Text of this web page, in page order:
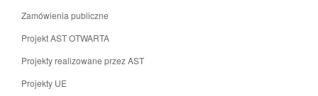
Zamówienia publiczne
Projekt AST OTWARTA
Projekty realizowane przez AST
Projekty UE